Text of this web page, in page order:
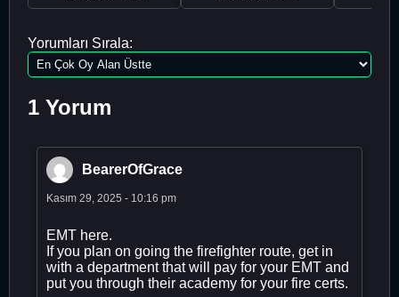
Yorumları Sırala:
1 Yorum
BearerOfGrace
Kasım 29, 2025 - 10:16 pm
EMT here.
If you plan on going the firefighter route, get in
with a department that will pay for your EMT and
put you through their academy for your fire certs.